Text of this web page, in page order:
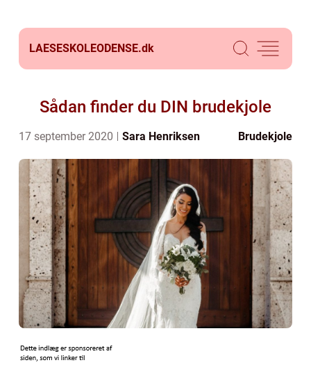
LAESESKOLEODENSE.dk
Sådan finder du DIN brudekjole
17 september 2020 Sara Henriksen Brudekjole